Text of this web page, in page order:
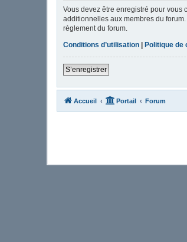
Vous devez être enregistré pour vous
additionnelles aux membres du
règlement du forum.
Conditions d’utilisation | Politique de
S’enregistrer
Accueil Portail Forum